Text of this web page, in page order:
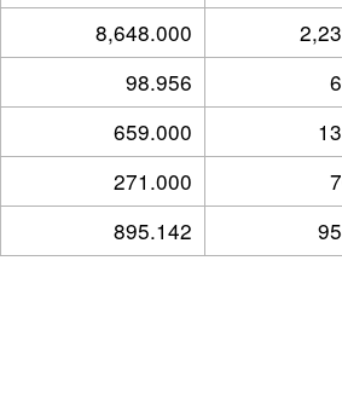
8,648.000
98.956
659.000
271.000
895.142